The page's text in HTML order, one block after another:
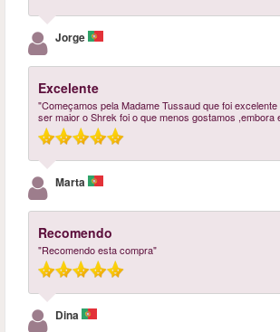
Jorge
Excelente
"Começamos pela Madame Tussaud que foi
ser maior o Shrek foi o que menos gostamos
Marta
Recomendo
"Recomendo esta compra"
Dina